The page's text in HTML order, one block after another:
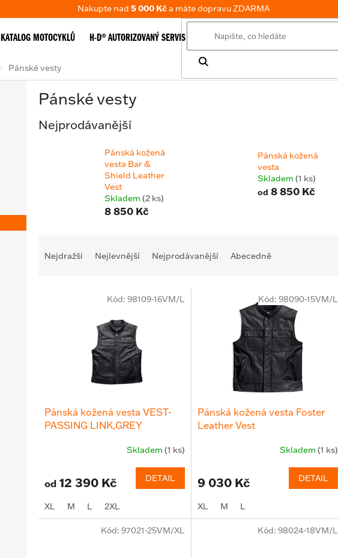
Nakupte nad 5 000 Kča máte dopravu ZDARMA
KATALOG MOTOCYKLŮ H-D® AUTORIZOVANÝ SERVIS E-SHOP TABULKA VELIKOSTÍ
Pánské vesty
Pánské vesty
Nejprodávanější
Pánská kožená
vesta Bar &
Shield Leather
Vest
Skladem (2 ks)
8 850 Kč
Pánská kožená
vesta
Skladem (1 ks)
od 8 850 Kč
Nejdražší Nejlevnější Nejprodávanější Abecedně
Pánská kožená vesta VEST-
PASSING LINK,GREY
Skladem (1 ks)
od 12 390 Kč DETAIL
XL M L 2XL
Kód: 98109-16VM/L
Pánská kožená vesta Foster
Leather Vest
Skladem (1 ks)
9 030 Kč DETAIL
XL M L
Kód: 98090-15VM/L
Kód: 97021-25VM/XL Kód: 98024-18VM/L